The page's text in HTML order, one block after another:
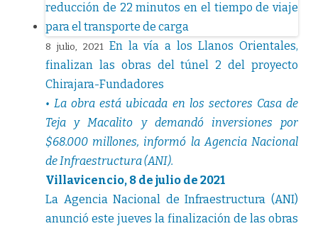
8 julio, 2021 En la vía a los Llanos Orientales,
finalizan las obras del túnel 2 del proyecto
Chirajara-Fundadores
• La obra está ubicada en los sectores Casa de
Teja y Macalito y demandó inversiones por
$68.000 millones, informó la Agencia Nacional
de Infraestructura (ANI).
Villavicencio, 8 de julio de 2021
La Agencia Nacional de Infraestructura (ANI)
anunció este jueves la finalización de las obras